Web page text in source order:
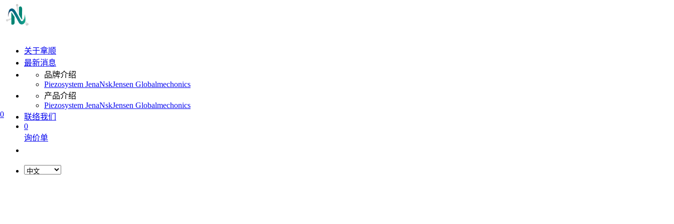
0
关于拿顺
最新消息
品牌介绍
Piezosystem JenaNskJensen Globalmechonics
产品介绍
Piezosystem JenaNskJensen Globalmechonics
联络我们
0
询价单